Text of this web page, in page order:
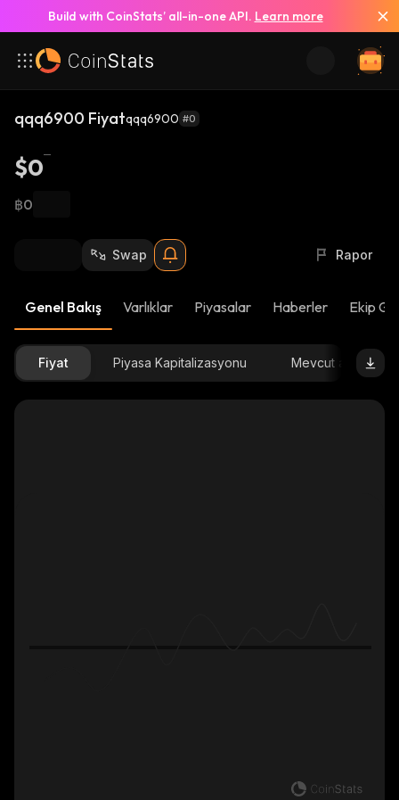
Build with CoinStats’ all-in-one API. Learn more
qqq6900 Fiyatqqq6900 #0
$0
฿0
Swap Rapor
Genel Bakış Varlıklar Piyasalar Haberler Ekip
Fiyat Piyasa Kapitalizasyonu Mevcut arz